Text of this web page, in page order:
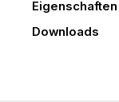
Eigenschaften
Downloads